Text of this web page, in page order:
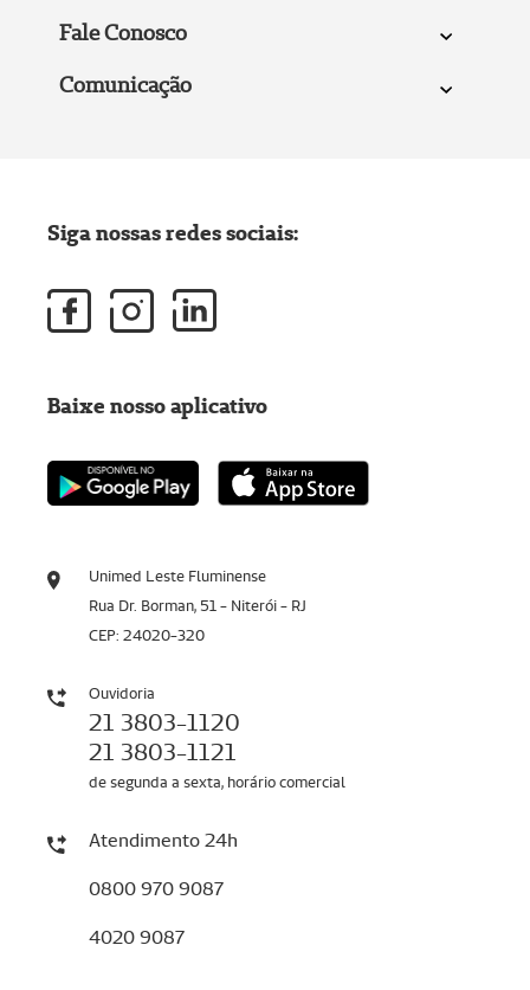
Fale Conosco
Comunicação
Unimed Leste Fluminense
Rua Dr. Borman, 51 - Niterói - RJ
CEP: 24020-320
Ouvidoria
21 3803-1120
21 3803-1121
de segunda a sexta, horário comercial
Atendimento 24h
0800 970 9087
4020 9087
Siga nossas redes sociais:
Baixe nosso aplicativo